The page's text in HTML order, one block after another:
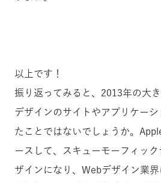
以上です！
振り返ってみると、2013年の大
デザインのサイトやアプリケー
たことではないでしょうか。
ースして、スキューモーフィッ
ザインになり、Webデザイン業界